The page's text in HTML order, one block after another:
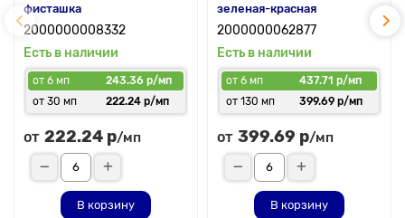
фисташка
2000000008332
Есть в наличии
от 6 мп
243.36 р/мп
от 30 мп
222.24 р/мп
от 222.24 р/мп
В корзину
зеленая-красная
2000000062877
Есть в наличии
от 6 мп
437.71 р/мп
от 130 мп
399.69 р/мп
от 399.69 р/мп
В корзину